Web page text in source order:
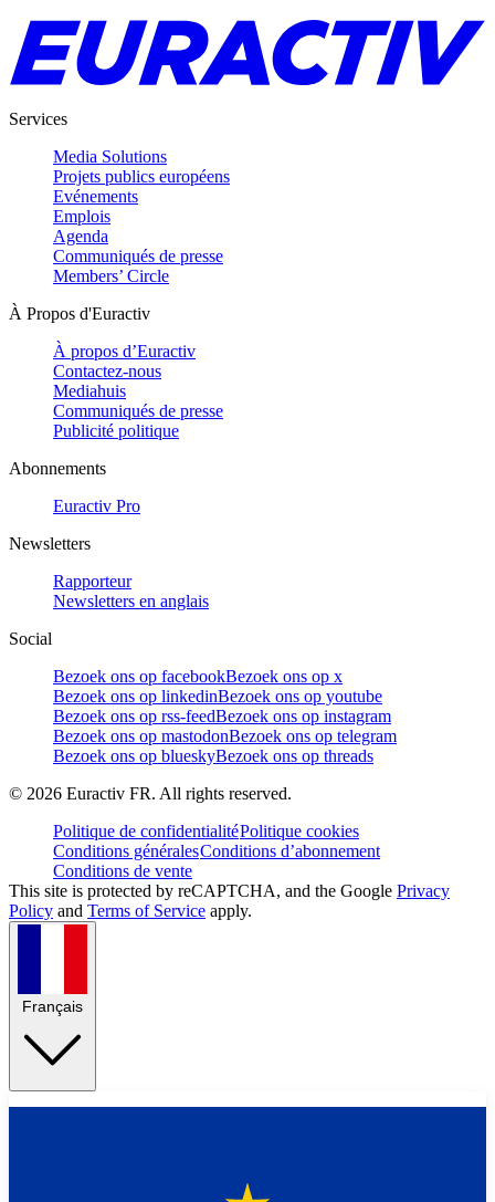
Services
Media Solutions
Projets publics européens
Evénements
Emplois
Agenda
Communiqués de presse
Members’ Circle
À Propos d'Euractiv
À propos d’Euractiv
Contactez-nous
Mediahuis
Communiqués de presse
Publicité politique
Abonnements
Euractiv Pro
Newsletters
Rapporteur
Newsletters en anglais
Social
Bezoek ons op facebookBezoek ons op x
Bezoek ons op linkedinBezoek ons op youtube
Bezoek ons op rss-feedBezoek ons op instagram
Bezoek ons op mastodonBezoek ons op telegram
Bezoek ons op blueskyBezoek ons op threads
© 2026 Euractiv FR. All rights reserved.
Politique de confidentialitéPolitique cookies
Conditions généralesConditions d’abonnement
Conditions de vente
This site is protected by reCAPTCHA, and the Google Privacy
Policy and Terms of Service apply.
Français